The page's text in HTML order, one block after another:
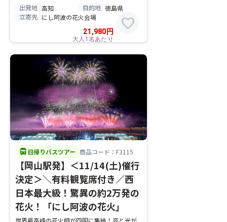
出発地 高知 目的地 徳島県
立寄先 にし阿波の花火会場
21,980 円
大人1名あたり
favorite
directions_bus 日帰りバスツアー 商品コード：F3115
【岡山駅発】＜11/14(土)催行
決定＞＼有料観覧席付き／西
日本最大級！驚異の約2万発の
花火！「にし阿波の花火」